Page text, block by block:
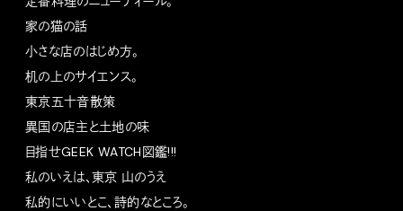
家の猫の話
小さな店のはじめ方。
机の上のサイエンス。
東京五十音散策
異国の店主と土地の味
目指せGEEK WATCH図鑑!!!
私のいえは、東京 山のうえ
私的にいいとこ、詩的なところ。